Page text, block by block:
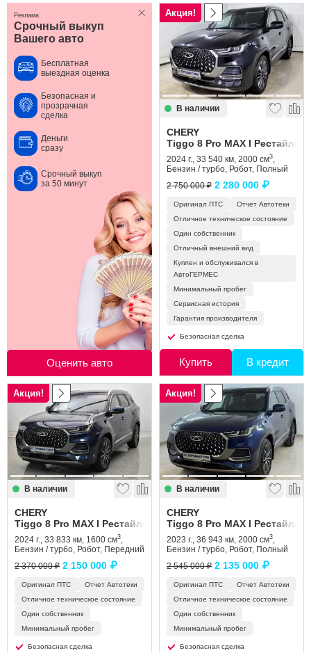
Срочный выкуп
Вашего авто
Бесплатная
выездная оценка
Безопасная и
прозрачная
сделка
Деньги
сразу
Срочный выкуп
за 50 минут
Оценить авто
Реклама Акция!
В наличии
CHERY
Tiggo 8 Pro MAX I Рестайлинг
2024 г., 33 540 км, 2000 см3,
Бензин / турбо, Робот, Полный
2 750 000 ₽ 2 280 000 ₽
Оригинал ПТС
Отчет Автотеки
Отличное техническое состояние
Один собственник
Отличный внешний вид
Куплен и обслуживался в
АвтоГЕРМЕС
Минимальный пробег
Сервисная история
Гарантия производителя
Безопасная сделка
Купить В кредит
Акция!
В наличии
CHERY
Tiggo 8 Pro MAX I Рестайлинг
2024 г., 33 833 км, 1600 см3,
Бензин / турбо, Робот, Передний
2 370 000 ₽ 2 150 000 ₽
Оригинал ПТС
Отчет Автотеки
Отличное техническое состояние
Один собственник
Минимальный пробег
Безопасная сделка
Акция!
В наличии
CHERY
Tiggo 8 Pro MAX I Рестайлинг
2023 г., 36 943 км, 2000 см3,
Бензин / турбо, Робот, Полный
2 545 000 ₽ 2 135 000 ₽
Оригинал ПТС
Отчет Автотеки
Отличное техническое состояние
Один собственник
Минимальный пробег
Безопасная сделка